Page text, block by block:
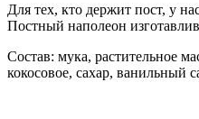
Для тех, кто держит пост, у
Постный наполеон
Состав: мука, растительное
кокосовое, сахар, ванильный